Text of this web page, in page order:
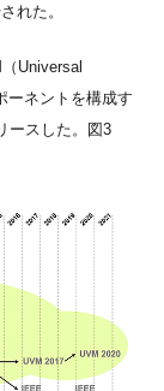
れた。
Universal
ーネントを構成す
ースした。図3